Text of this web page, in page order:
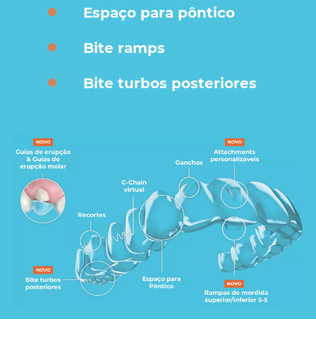
Espaço para pôntico
Bite ramps
Bite turbos posteriores